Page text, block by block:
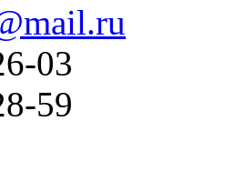
03
59